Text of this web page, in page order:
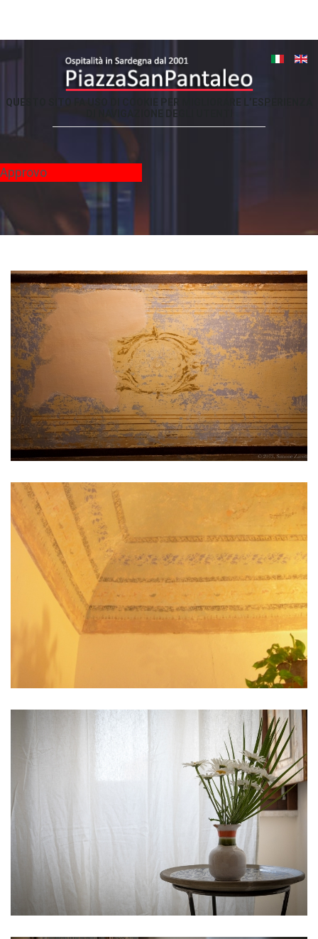
QUESTO SITO PER MIGLIORARE L’ESPERIENZA
NAVIGAZIONE DEGLI
-
Approvo